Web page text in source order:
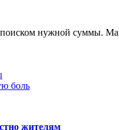
поиском нужной суммы.
боль
жителям